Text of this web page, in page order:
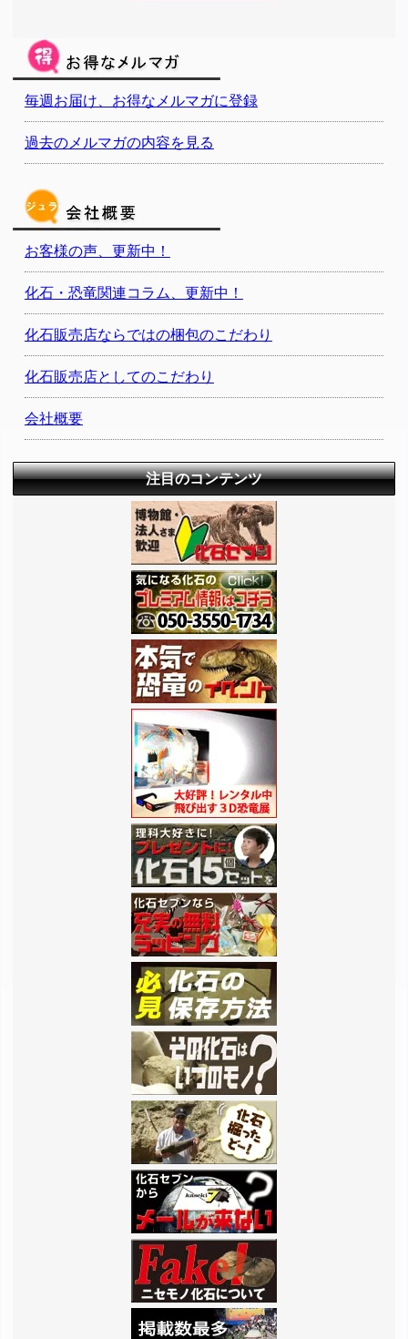
毎週お届け、お得なメルマガに登録
過去のメルマガの内容を見る
お客様の声、更新中！
化石・恐竜関連コラム、更新中！
化石販売店ならではの梱包のこだわり
化石販売店としてのこだわり
会社概要
注目のコンテンツ